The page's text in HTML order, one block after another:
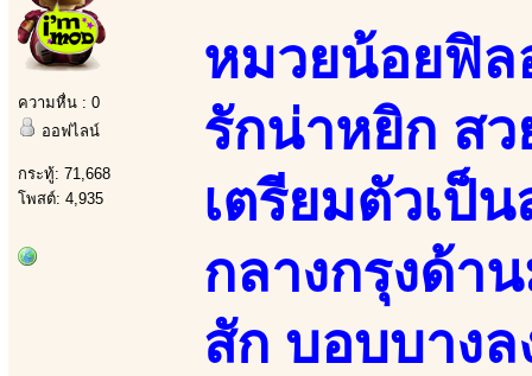
ความหื่น : 0
ออฟไลน์
กระทู้: 71,668
โพสต์: 4,935
หมวยน้อยฟิล
รักน่าหยิก สว
เตรียมตัวเป็
กลางกรุงด้า
สัก บอบบาง